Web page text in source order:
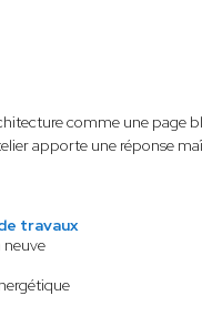
comme une page
apporte une réponse
travaux